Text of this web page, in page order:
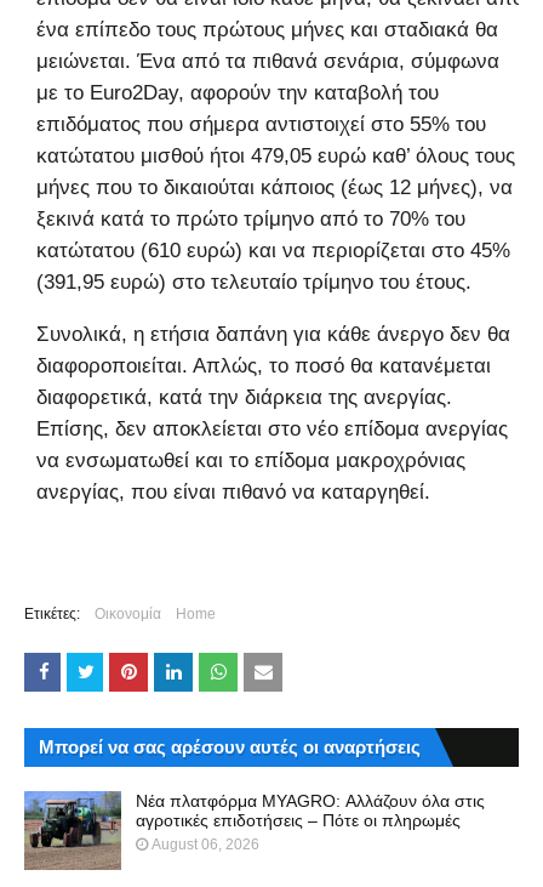
ένα επίπεδο τους πρώτους μήνες και σταδιακά θα
μειώνεται. Ένα από τα πιθανά σενάρια, σύμφωνα
με το Euro2Day, αφορούν την καταβολή του
επιδόματος που σήμερα αντιστοιχεί στο 55% του
κατώτατου μισθού ήτοι 479,05 ευρώ καθ’ όλους τους
μήνες που το δικαιούται κάποιος (έως 12 μήνες), να
ξεκινά κατά το πρώτο τρίμηνο από το 70% του
κατώτατου (610 ευρώ) και να περιορίζεται στο 45%
(391,95 ευρώ) στο τελευταίο τρίμηνο του έτους.
Συνολικά, η ετήσια δαπάνη για κάθε άνεργο δεν θα
διαφοροποιείται. Απλώς, το ποσό θα κατανέμεται
διαφορετικά, κατά την διάρκεια της ανεργίας.
Επίσης, δεν αποκλείεται στο νέο επίδομα ανεργίας
να ενσωματωθεί και το επίδομα μακροχρόνιας
ανεργίας, που είναι πιθανό να καταργηθεί.
Ετικέτες: Οικονομία Home
Μπορεί να σας αρέσουν αυτές οι αναρτήσεις
Νέα πλατφόρμα MYAGRO: Αλλάζουν όλα στις
αγροτικές επιδοτήσεις – Πότε οι πληρωμές
August 06, 2026